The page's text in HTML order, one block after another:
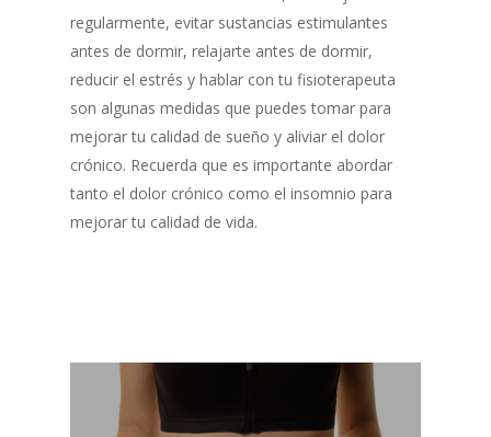
regularmente, evitar sustancias estimulantes
antes de dormir, relajarte antes de dormir,
reducir el estrés y hablar con tu fisioterapeuta
son algunas medidas que puedes tomar para
mejorar tu calidad de sueño y aliviar el dolor
crónico. Recuerda que es importante abordar
tanto el dolor crónico como el insomnio para
mejorar tu calidad de vida.